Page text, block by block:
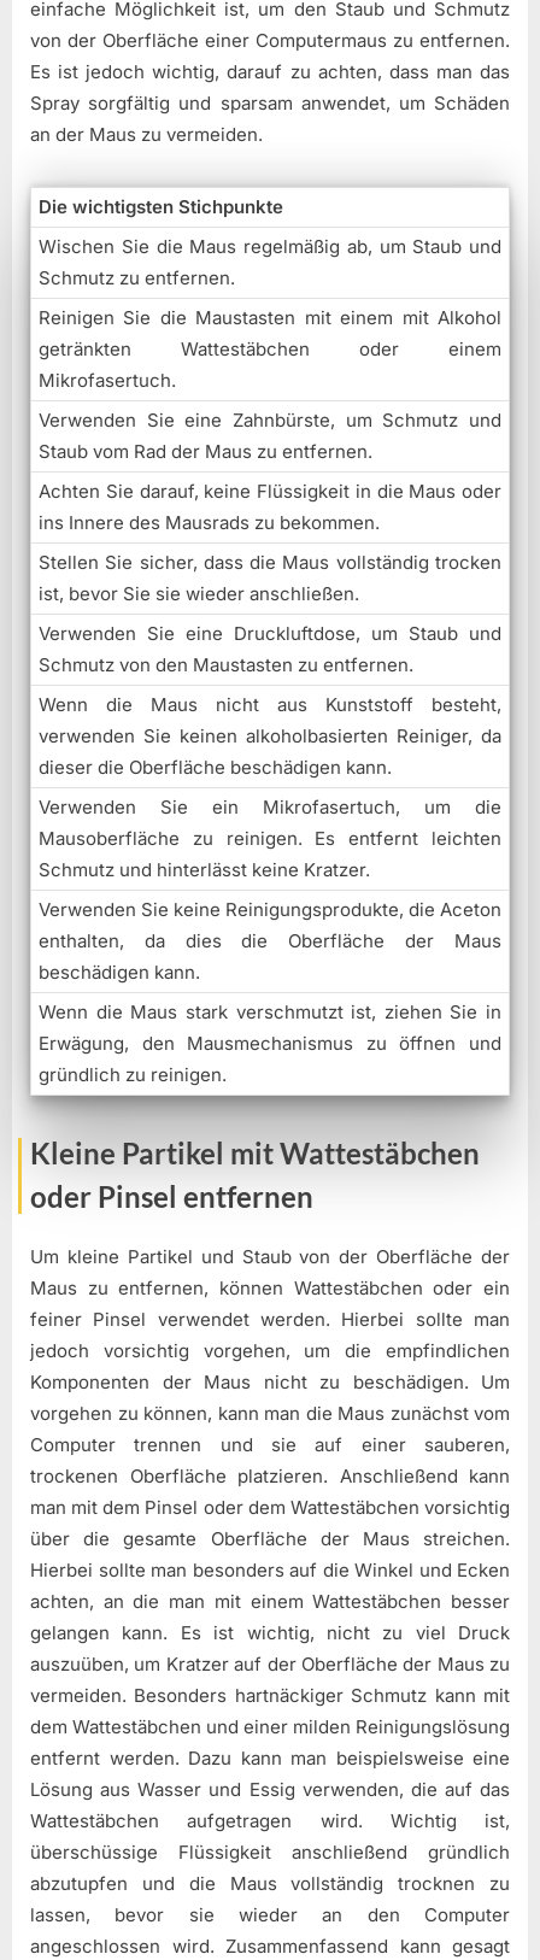
einfache Möglichkeit ist, um den Staub und Schmutz
von der Oberfläche einer Computermaus zu entfernen.
Es ist jedoch wichtig, darauf zu achten, dass man das
Spray sorgfältig und sparsam anwendet, um Schäden
an der Maus zu vermeiden.
Die wichtigsten Stichpunkte
Wischen Sie die Maus regelmäßig ab, um Staub und
Schmutz zu entfernen.
Reinigen Sie die Maustasten mit einem mit Alkohol
getränkten Wattestäbchen oder einem
Mikrofasertuch.
Verwenden Sie eine Zahnbürste, um Schmutz und
Staub vom Rad der Maus zu entfernen.
Achten Sie darauf, keine Flüssigkeit in die Maus oder
ins Innere des Mausrads zu bekommen.
Stellen Sie sicher, dass die Maus vollständig trocken
ist, bevor Sie sie wieder anschließen.
Verwenden Sie eine Druckluftdose, um Staub und
Schmutz von den Maustasten zu entfernen.
Wenn die Maus nicht aus Kunststoff besteht,
verwenden Sie keinen alkoholbasierten Reiniger, da
dieser die Oberfläche beschädigen kann.
Verwenden Sie ein Mikrofasertuch, um die
Mausoberfläche zu reinigen. Es entfernt leichten
Schmutz und hinterlässt keine Kratzer.
Verwenden Sie keine Reinigungsprodukte, die Aceton
enthalten, da dies die Oberfläche der Maus
beschädigen kann.
Wenn die Maus stark verschmutzt ist, ziehen Sie in
Erwägung, den Mausmechanismus zu öffnen und
gründlich zu reinigen.
Kleine Partikel mit Wattestäbchen
oder Pinsel entfernen
Um kleine Partikel und Staub von der Oberfläche der
Maus zu entfernen, können Wattestäbchen oder ein
feiner Pinsel verwendet werden. Hierbei sollte man
jedoch vorsichtig vorgehen, um die empfindlichen
Komponenten der Maus nicht zu beschädigen. Um
vorgehen zu können, kann man die Maus zunächst vom
Computer trennen und sie auf einer sauberen,
trockenen Oberfläche platzieren. Anschließend kann
man mit dem Pinsel oder dem Wattestäbchen vorsichtig
über die gesamte Oberfläche der Maus streichen.
Hierbei sollte man besonders auf die Winkel und Ecken
achten, an die man mit einem Wattestäbchen besser
gelangen kann. Es ist wichtig, nicht zu viel Druck
auszuüben, um Kratzer auf der Oberfläche der Maus zu
vermeiden. Besonders hartnäckiger Schmutz kann mit
dem Wattestäbchen und einer milden Reinigungslösung
entfernt werden. Dazu kann man beispielsweise eine
Lösung aus Wasser und Essig verwenden, die auf das
Wattestäbchen aufgetragen wird. Wichtig ist,
überschüssige Flüssigkeit anschließend gründlich
abzutupfen und die Maus vollständig trocknen zu
lassen, bevor sie wieder an den Computer
angeschlossen wird. Zusammenfassend kann gesagt